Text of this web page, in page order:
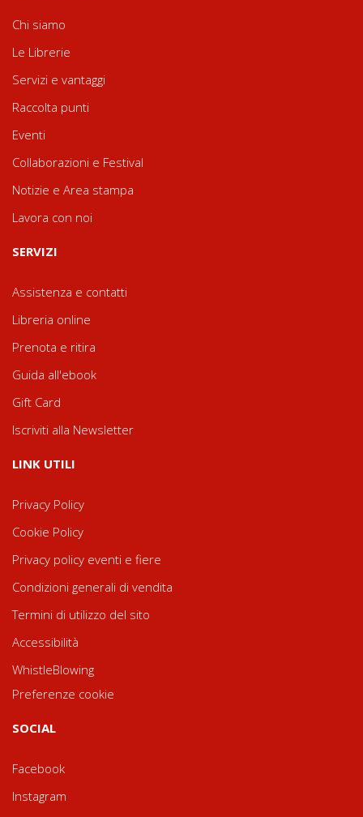
Chi siamo
Le Librerie
Servizi e vantaggi
Raccolta punti
Eventi
Collaborazioni e Festival
Notizie e Area stampa
Lavora con noi
SERVIZI
Assistenza e contatti
Libreria online
Prenota e ritira
Guida all'ebook
Gift Card
Iscriviti alla Newsletter
LINK UTILI
Privacy Policy
Cookie Policy
Privacy policy eventi e fiere
Condizioni generali di vendita
Termini di utilizzo del sito
Accessibilità
WhistleBlowing
Preferenze cookie
SOCIAL
Facebook
Instagram